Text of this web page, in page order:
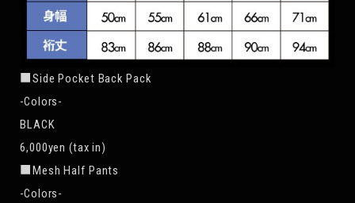
■Side Pocket Back Pack
-Colors-
BLACK
6,000yen (tax in)
■Mesh Half Pants
-Colors-